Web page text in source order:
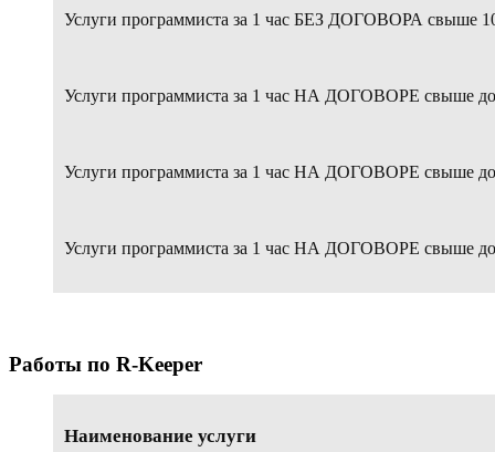
Услуги программиста за 1 час БЕЗ ДОГОВОРА свыше
Услуги программиста за 1 час НА ДОГОВОРЕ свыше
Услуги программиста за 1 час НА ДОГОВОРЕ свыше
Услуги программиста за 1 час НА ДОГОВОРЕ свыше
Работы по R-Keeper
Наименование услуги